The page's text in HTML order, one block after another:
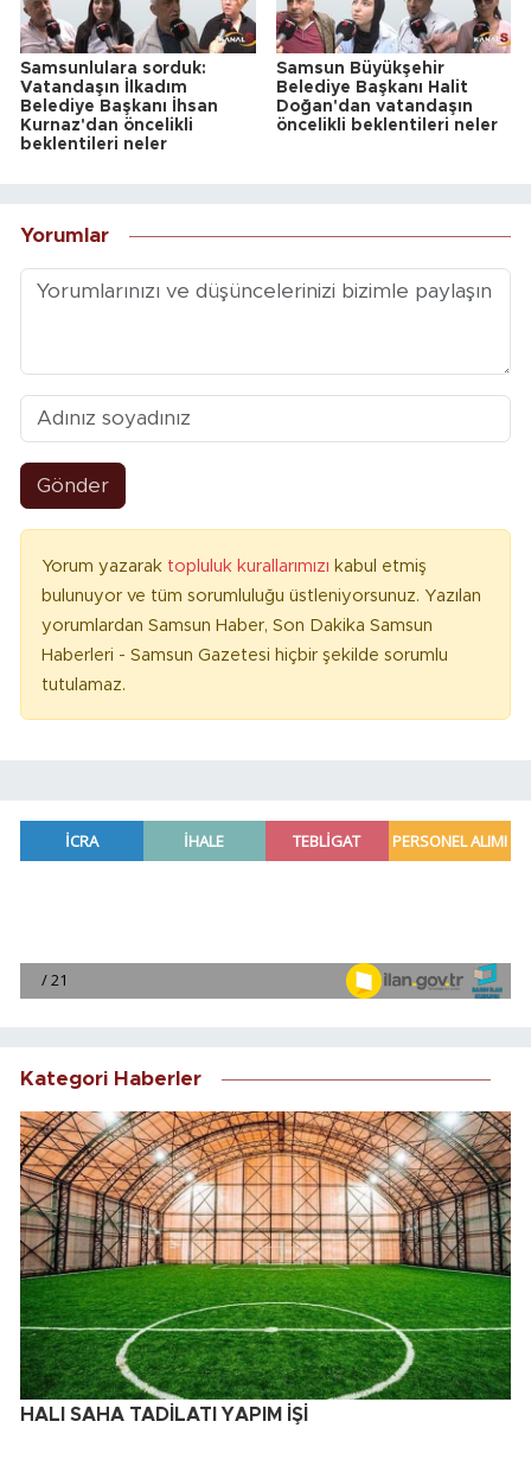
Samsunlulara sorduk:
Vatandaşın İlkadım
Belediye Başkanı İhsan
Kurnaz'dan öncelikli
beklentileri neler
Samsun Büyükşehir
Belediye Başkanı Halit
Doğan'dan vatandaşın
öncelikli beklentileri neler
Yorumlar
Gönder
Yorum yazarak topluluk kurallarımızı kabul etmiş
bulunuyor ve tüm sorumluluğu üstleniyorsunuz. Yazılan
yorumlardan Samsun Haber, Son Dakika Samsun
Haberleri - Samsun Gazetesi hiçbir şekilde sorumlu
tutulamaz.
Kategori Haberler
HALI SAHA TADİLATI YAPIM İŞİ